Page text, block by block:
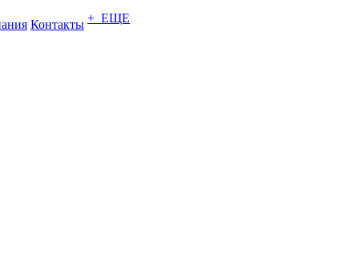
Контакты + ЕЩЕ